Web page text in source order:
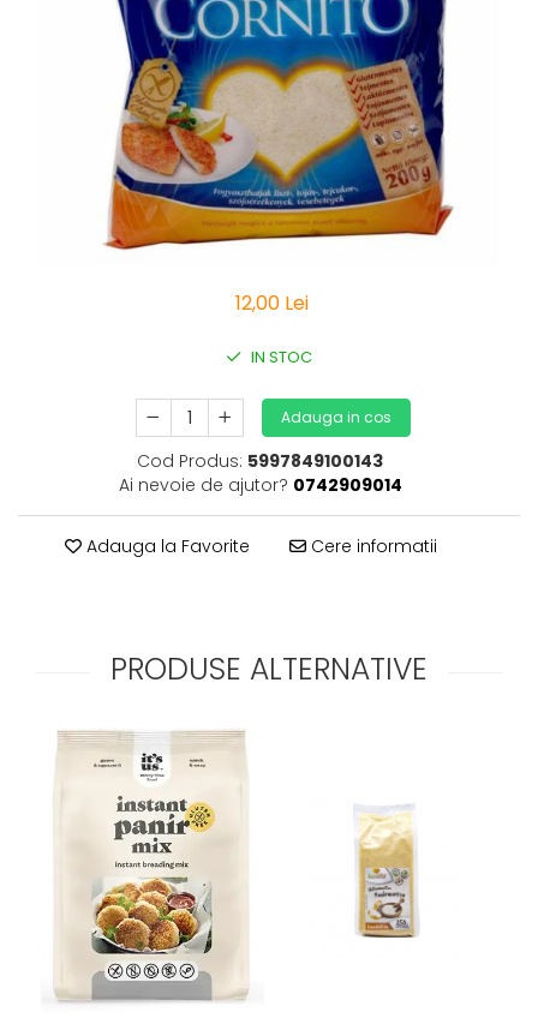
Vitamine Gal
12,00 Lei
IN STOC
Adauga in cos
Cod Produs: 5997849100143
Ai nevoie de ajutor? 0742909014
Adauga la Favorite Cere informatii
PRODUSE ALTERNATIVE